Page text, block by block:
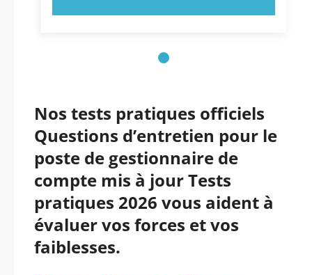
Nos tests pratiques officiels
Questions d’entretien pour le
poste de gestionnaire de
compte mis à jour Tests
pratiques 2026 vous aident à
évaluer vos forces et vos
faiblesses.